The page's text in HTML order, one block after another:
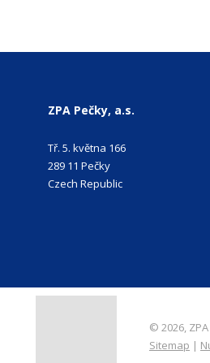
ZPA Pečky, a.s.
Tř. 5. května 166
289 11 Pečky
Czech Republic
© 2026,
Sitemap |